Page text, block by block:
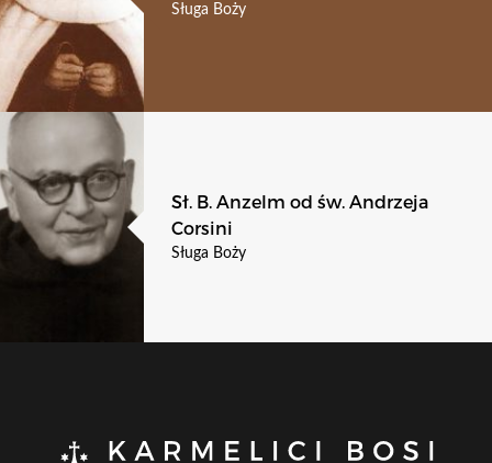
Sługa Boży
Sł. B. Anzelm od św. Andrzeja
Corsini
Sługa Boży